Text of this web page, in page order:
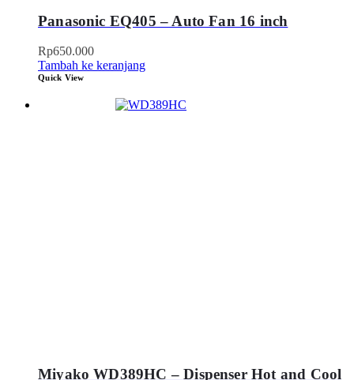
Panasonic EQ405 – Auto Fan 16 inch
Rp650.000
Tambah ke keranjang
Quick View
Miyako WD389HC – Dispenser Hot and Cool